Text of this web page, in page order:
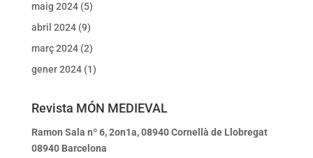
maig 2024(5)
abril 2024(9)
març 2024(2)
gener 2024(1)
Revista MÓN MEDIEVAL
Ramon Sala nº 6, 2on1a, 08940 Cornellà de Llobregat
08940 Barcelona